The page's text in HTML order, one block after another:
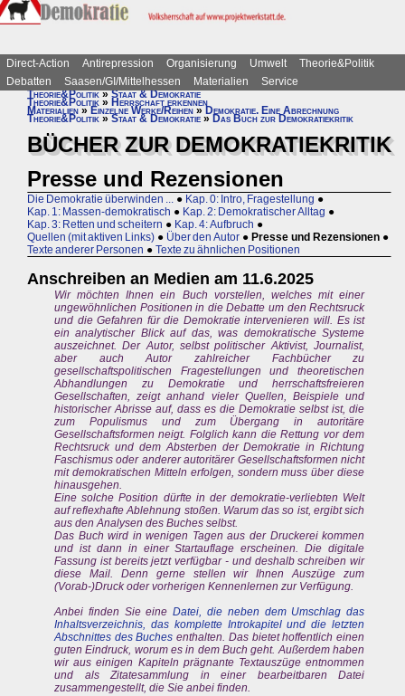
Direct-Action Antirepression Organisierung Umwelt
Theorie&Politik
Debatten
Saasen/GI/Mittelhessen Materialien
Service
Theorie&Politik»Staat & Demokratie
Theorie&Politik » Herrschaft erkennen
Materialien » Einzelne Werke/Reihen » Demokratie. Eine Abrechnung
Theorie&Politik » Staat & Demokratie » Das Buch zur Demokratiekritik
BÜCHER ZUR DEMOKRATIEKRITIK
Presse und Rezensionen
Die Demokratie überwinden ... ● Kap. 0: Intro, Fragestellung ●
Kap. 1: Massen-demokratisch ● Kap. 2: Demokratischer Alltag ●
Kap. 3: Retten und scheitern ● Kap. 4: Aufbruch ●
Quellen (mit aktiven Links) ● Über den Autor ● Presse und Rezensionen ●
Texte anderer Personen ● Texte zu ähnlichen Positionen
Anschreiben an Medien am 11.6.2025
Wir möchten Ihnen ein Buch vorstellen, welches mit einer
ungewöhnlichen Positionen in die Debatte um den Rechtsruck
und die Gefahren für die Demokratie intervenieren will. Es ist
ein analytischer Blick auf das, was demokratische Systeme
auszeichnet. Der Autor, selbst politischer Aktivist, Journalist,
aber auch Autor zahlreicher Fachbücher zu
gesellschaftspolitischen Fragestellungen und theoretischen
Abhandlungen zu Demokratie und herrschaftsfreieren
Gesellschaften, zeigt anhand vieler Quellen, Beispiele und
historischer Abrisse auf, dass es die Demokratie selbst ist, die
zum Populismus und zum Übergang in autoritäre
Gesellschaftsformen neigt. Folglich kann die Rettung vor dem
Rechtsruck und dem Absterben der Demokratie in Richtung
Faschismus oder anderer autoritärer Gesellschaftsformen nicht
mit demokratischen Mitteln erfolgen, sondern muss über diese
hinausgehen.
Eine solche Position dürfte in der demokratie-verliebten Welt
auf reflexhafte Ablehnung stoßen. Warum das so ist, ergibt sich
aus den Analysen des Buches selbst.
Das Buch wird in wenigen Tagen aus der Druckerei kommen
und ist dann in einer Startauflage erscheinen. Die digitale
Fassung ist bereits jetzt verfügbar - und deshalb schreiben wir
diese Mail. Denn gerne stellen wir Ihnen Auszüge zum
(Vorab-)Druck oder vorherigen Kennenlernen zur Verfügung.
Anbei finden Sie eineDatei, die neben dem Umschlag das
Inhaltsverzeichnis, das komplette Introkapitel und die letzten
Abschnittes des Buches enthalten. Das bietet hoffentlich einen
guten Eindruck, worum es in dem Buch geht. Außerdem haben
wir aus einigen Kapiteln prägnante Textauszüge entnommen
und als Zitatesammlung in einer bearbeitbaren Datei
zusammengestellt, die Sie anbei finden.